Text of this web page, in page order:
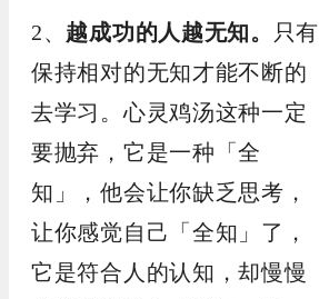
2、 越成功的人越无知。
只有
保持相对的无知才能不断的
去学习。心灵鸡汤这种一定
要抛弃，它是一种「全
知」，他会让你缺乏思考，
让你感觉自己「全知」了，
它是符合人的认知，却慢慢